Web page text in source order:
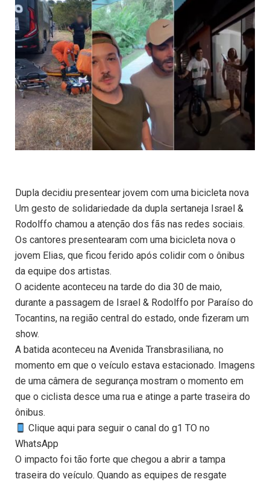
Dupla decidiu presentear jovem com uma bicicleta nova
Um gesto de solidariedade da dupla sertaneja Israel &
Rodolffo chamou a atenção dos fãs nas redes sociais.
Os cantores presentearam com uma bicicleta nova o
jovem Elias, que ficou ferido após colidir com o ônibus
da equipe dos artistas.
O acidente aconteceu na tarde do dia 30 de maio,
durante a passagem de Israel & Rodolffo por Paraíso do
Tocantins, na região central do estado, onde fizeram um
show.
A batida aconteceu na Avenida Transbrasiliana, no
momento em que o veículo estava estacionado. Imagens
de uma câmera de segurança mostram o momento em
que o ciclista desce uma rua e atinge a parte traseira do
ônibus.
Clique aqui para seguir o canal do g1 TO no
WhatsApp
O impacto foi tão forte que chegou a abrir a tampa
traseira do veículo. Quando as equipes de resgate